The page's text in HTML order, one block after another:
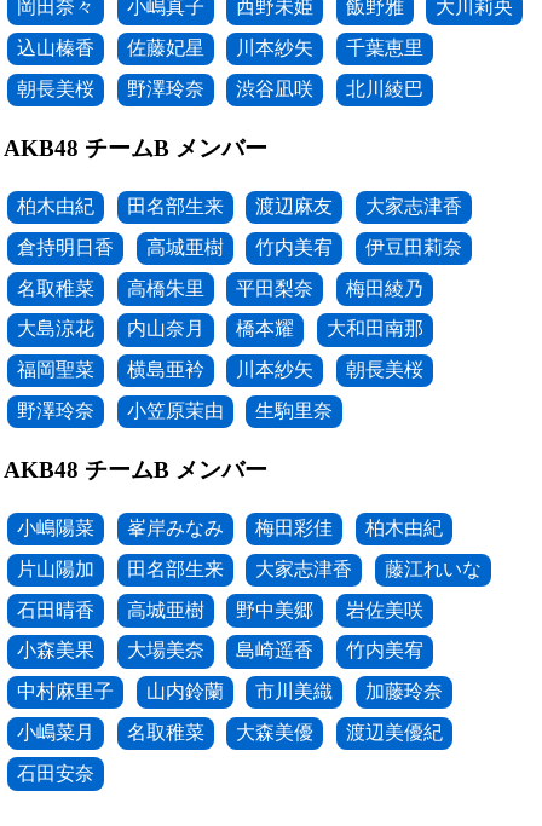
岡田奈々
小嶋真子 西野未姫 飯野雅
大川莉央
込山榛香
佐藤妃星 川本紗矢
千葉恵里
朝長美桜
野澤玲奈 渋谷凪咲 北川綾巴
AKB48 チームB メンバー
柏木由紀 田名部生来 渡辺麻友
大家志津香
倉持明日香
高城亜樹 竹内美宥
伊豆田莉奈
名取稚菜
高橋朱里 平田梨奈
梅田綾乃
大島涼花
内山奈月 橋本耀
大和田南那
福岡聖菜
横島亜衿 川本紗矢
朝長美桜
野澤玲奈
小笠原茉由 生駒里奈
AKB48 チームB メンバー
小嶋陽菜 峯岸みなみ 梅田彩佳
柏木由紀
片山陽加
田名部生来 大家志津香
藤江れいな
石田晴香
高城亜樹 野中美郷
岩佐美咲
小森美果
大場美奈 島崎遥香
竹内美宥
中村麻里子
山内鈴蘭 市川美織
加藤玲奈
小嶋菜月
名取稚菜 大森美優
渡辺美優紀
石田安奈